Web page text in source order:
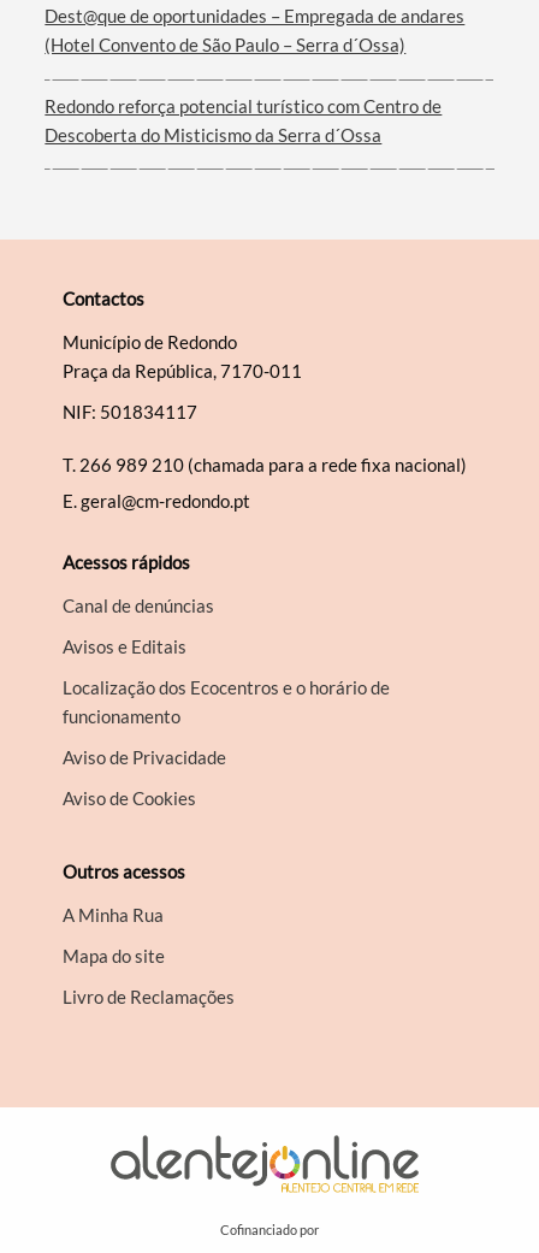
Dest@que de oportunidades – Empregada de andares
(Hotel Convento de São Paulo – Serra d´Ossa)
Redondo reforça potencial turístico com Centro de
Descoberta do Misticismo da Serra d´Ossa
Contactos
Município de Redondo
Praça da República, 7170-011
NIF: 501834117
T. 266 989 210 (chamada para a rede fixa nacional)
E.geral@cm-redondo.pt
Acessos rápidos
Canal de denúncias
Avisos e Editais
Localização dos Ecocentros e o horário de
funcionamento
Aviso de Privacidade
Aviso de Cookies
Outros acessos
A Minha Rua
Mapa do site
Livro de Reclamações
Cofinanciado por